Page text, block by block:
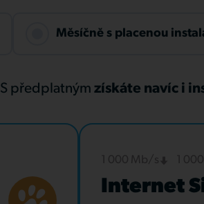
Měsíčně s placenou
S předplatným získáte navíc i
Internet